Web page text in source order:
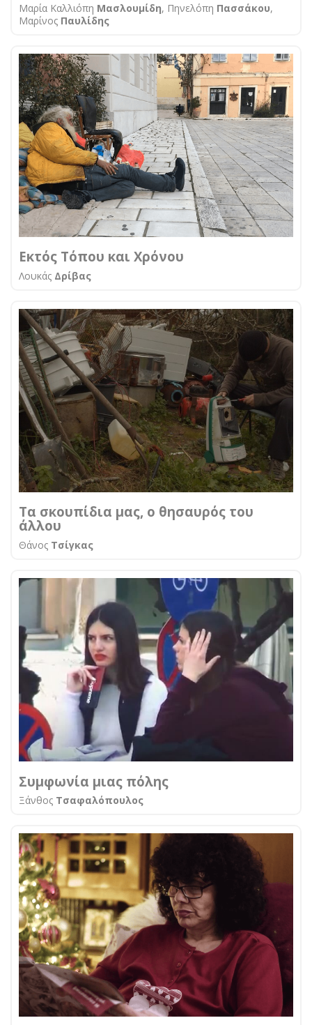
Μαρία Καλλιόπη Μασλουμίδη, Πηνελόπη Πασσάκου,
Μαρίνος Παυλίδης
Εκτός Τόπου και Χρόνου
Λουκάς Δρίβας
Τα σκουπίδια μας, ο θησαυρός του
άλλου
Θάνος Τσίγκας
Συμφωνία μιας πόλης
Ξάνθος Τσαφαλόπουλος